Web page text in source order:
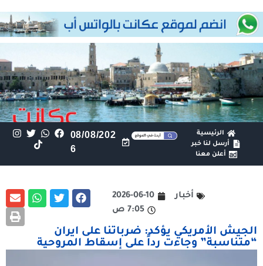
الرئيسية
أرسل لنا خبر
أعلن معنا
08/08/202
6
أخبار
2026-06-10
7:05 ص
الجيش الأمريكي يؤكد: ضرباتنا على ايران
“متناسبة” وجاءت رداً على إسقاط المروحية